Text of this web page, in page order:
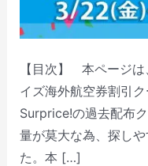
【目次】 本ページ
イズ海外航空券割引ク
Surprice!の過去配布
量が莫大な為、探し
た。本 […]